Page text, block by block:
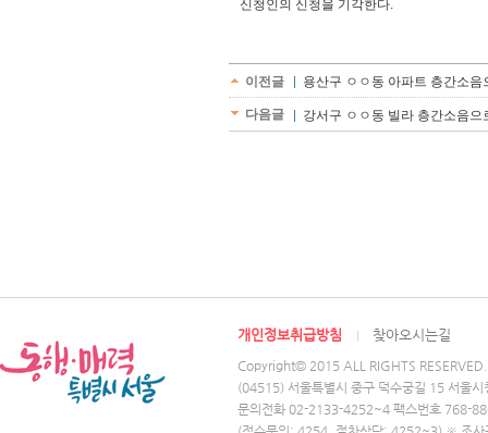
신청인의 신청을 기각한다.
이전글 용산구 ㅇㅇ동 아파트 층간소
다음글 강서구 ㅇㅇ동 빌라 층간소음
개인정보취급방침 찾아오시는길
Copyright© 2015 ALL RIGHTS RESERVED.
(04515) 서울특별시 중구 덕수궁길 15 서울
문의전화 02-2133-4252~4 팩스번호 768-